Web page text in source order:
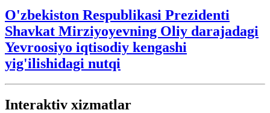
O'zbekiston Respublikasi Prezidenti
Shavkat Mirziyoyevning Oliy darajadagi
Yevroosiyo iqtisodiy kengashi
yig'ilishidagi nutqi
Interaktiv xizmatlar